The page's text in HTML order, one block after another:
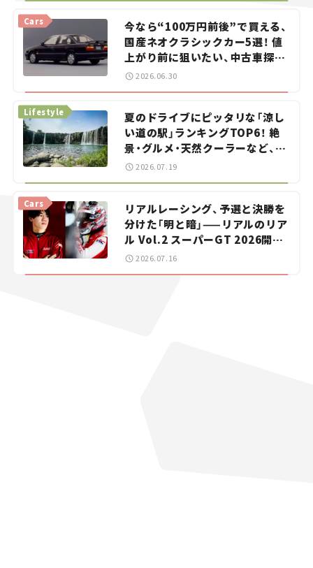
今なら“100万円前後”で買える、
国産ネオクラシックカー5選！ 値
上がり前に狙いたい、中古車探し
をお手伝い――ちょっとイケてるマ
Cars
2026.06.30
夏のドライブにピッタリな「涼し
い道の駅」ランキングTOP6！ 絶
景・グルメ・天然クーラーなど、避
暑におすすめのスポットを紹介
Lifestyle
2026.07.19
リアルレーシング、予選と決勝を
分けた「明と暗」——リアルのリア
ル Vol.2 スーパーGT 2026開幕
戦 岡山国際サーキット
Cars
2026.07.16